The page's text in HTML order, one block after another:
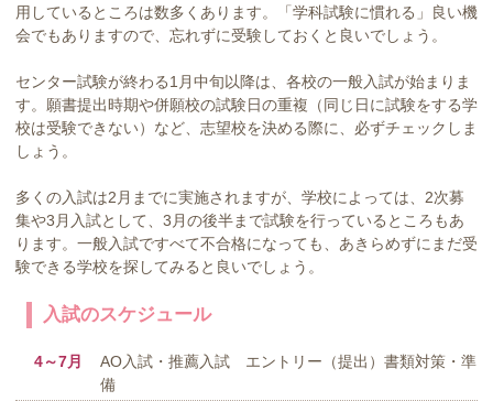
用しているところは数多くあります。「学科試験に慣れる」良い機
会でもありますので、忘れずに受験しておくと良いでしょう。
センター試験が終わる1月中旬以降は、各校の一般入試が始まりま
す。願書提出時期や併願校の試験日の重複（同じ日に試験をする学
校は受験できない）など、志望校を決める際に、必ずチェックしま
しょう。
多くの入試は2月までに実施されますが、学校によっては、2次募
集や3月入試として、3月の後半まで試験を行っているところもあ
ります。一般入試ですべて不合格になっても、あきらめずにまだ受
験できる学校を探してみると良いでしょう。
入試のスケジュール
4～7月
AO入試・推薦入試 エントリー（提出）書類対策・準
備